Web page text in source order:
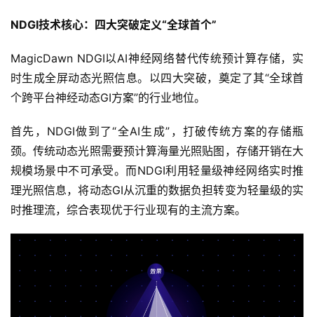
NDGI技术核心：四大突破定义“全球首个”
MagicDawn NDGI以AI神经网络替代传统预计算存储，实
时生成全屏动态光照信息。以四大突破，奠定了其“全球首
个跨平台神经动态GI方案”的行业地位。
首先，NDGI做到了“全AI生成”，打破传统方案的存储瓶
颈。传统动态光照需要预计算海量光照贴图，存储开销在大
规模场景中不可承受。而NDGI利用轻量级神经网络实时推
理光照信息，将动态GI从沉重的数据负担转变为轻量级的实
时推理流，综合表现优于行业现有的主流方案。